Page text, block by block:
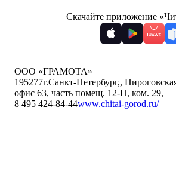
Скачайте приложение
ООО «ГРАМОТА»
195277г.Санкт-Петербург,,
офис 63, часть помещ. 12-Н, ком. 29,
8 495 424-84-44www.chitai-gorod.ru/